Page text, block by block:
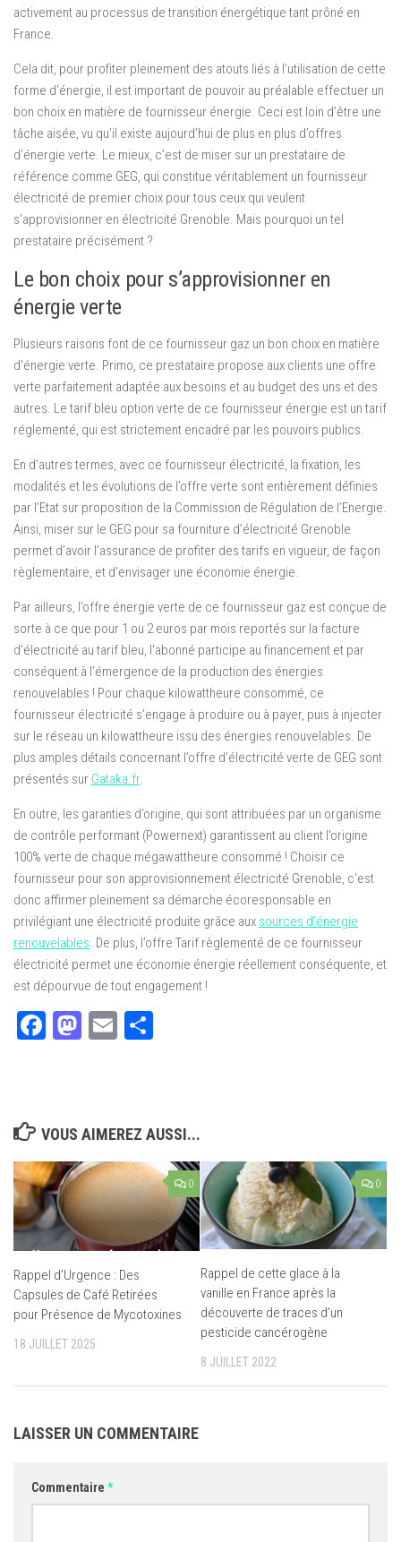
activement au processus de transition énergétique tant prôné en
France.
Cela dit, pour profiter pleinement des atouts liés à l’utilisation de cette
forme d’énergie, il est important de pouvoir au préalable effectuer un
bon choix en matière de fournisseur énergie. Ceci est loin d’être une
tâche aisée, vu qu’il existe aujourd’hui de plus en plus d’offres
d’énergie verte. Le mieux, c’est de miser sur un prestataire de
référence comme GEG, qui constitue véritablement un fournisseur
électricité de premier choix pour tous ceux qui veulent
s’approvisionner en électricité Grenoble. Mais pourquoi un tel
prestataire précisément ?
Le bon choix pour s’approvisionner en
énergie verte
Plusieurs raisons font de ce fournisseur gaz un bon choix en matière
d’énergie verte. Primo, ce prestataire propose aux clients une offre
verte parfaitement adaptée aux besoins et au budget des uns et des
autres. Le tarif bleu option verte de ce fournisseur énergie est un tarif
réglementé, qui est strictement encadré par les pouvoirs publics.
En d’autres termes, avec ce fournisseur électricité, la fixation, les
modalités et les évolutions de l’offre verte sont entièrement définies
par l’Etat sur proposition de la Commission de Régulation de l’Energie.
Ainsi, miser sur le GEG pour sa fourniture d’électricité Grenoble
permet d’avoir l’assurance de profiter des tarifs en vigueur, de façon
règlementaire, et d’envisager une économie énergie.
Par ailleurs, l’offre énergie verte de ce fournisseur gaz est conçue de
sorte à ce que pour 1 ou 2 euros par mois reportés sur la facture
d’électricité au tarif bleu, l’abonné participe au financement et par
conséquent à l’émergence de la production des énergies
renouvelables ! Pour chaque kilowattheure consommé, ce
fournisseur électricité s’engage à produire ou à payer, puis à injecter
sur le réseau un kilowattheure issu des énergies renouvelables. De
plus amples détails concernant l’offre d’électricité verte de GEG sont
présentés sur Gataka.fr.
En outre, les garanties d’origine, qui sont attribuées par un organisme
de contrôle performant (Powernext) garantissent au client l’origine
100% verte de chaque mégawattheure consommé ! Choisir ce
fournisseur pour son approvisionnement électricité Grenoble, c’est
donc affirmer pleinement sa démarche écoresponsable en
privilégiant une électricité produite grâce aux sources d’énergie
renouvelables. De plus, l’offre Tarif règlementé de ce fournisseur
électricité permet une économie énergie réellement conséquente, et
est dépourvue de tout engagement !
Facebook
Mastodon
Email
VOUS AIMEREZ AUSSI...
0
Rappel d’Urgence : Des
Capsules de Café Retirées
pour Présence de Mycotoxines
18 JUILLET 2025
0
Rappel de cette glace à la
vanille en France après la
découverte de traces d’un
pesticide cancérogène
8 JUILLET 2022
LAISSER UN COMMENTAIRE
Commentaire *